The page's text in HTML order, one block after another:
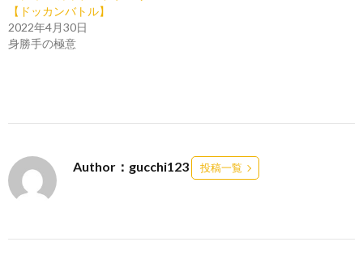
【ドッカンバトル】
2022年4月30日
身勝手の極意
Author：gucchi123 投稿一覧